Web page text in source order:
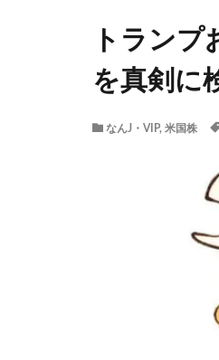
トラン
を真剣に
なんJ・VIP, 米国株